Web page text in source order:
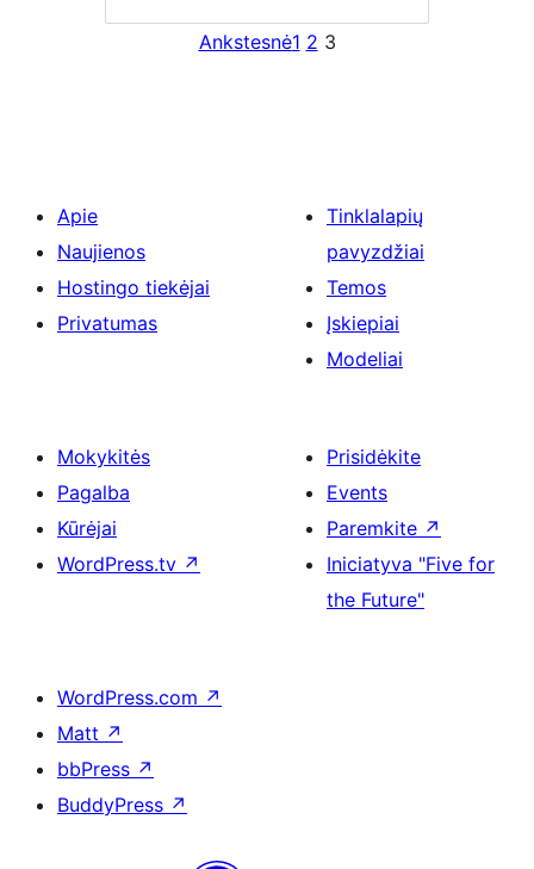
Ankstesnė1 2 3
Apie
Naujienos
Hostingo tiekėjai
Privatumas
Tinklalapių
pavyzdžiai
Temos
Įskiepiai
Modeliai
Mokykitės
Pagalba
Kūrėjai
WordPress.tv ↗
Prisidėkite
Events
Paremkite ↗
Iniciatyva "Five for
the Future"
WordPress.com ↗
Matt ↗
bbPress ↗
BuddyPress ↗